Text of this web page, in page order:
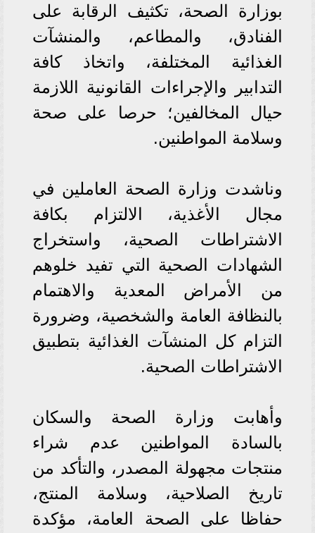
بوزارة الصحة، تكثيف الرقابة على
الفنادق، والمطاعم، والمنشآت
الغذائية المختلفة، واتخاذ كافة
التدابير والإجراءات القانونية اللازمة
حيال المخالفين؛ حرصا على صحة
وسلامة المواطنين.
وناشدت وزارة الصحة العاملين في
مجال الأغذية، الالتزام بكافة
الاشتراطات الصحية، واستخراج
الشهادات الصحية التي تفيد خلوهم
من الأمراض المعدية والاهتمام
بالنظافة العامة والشخصية، وضرورة
التزام كل المنشآت الغذائية بتطبيق
الاشتراطات الصحية.
وأهابت وزارة الصحة والسكان
بالسادة المواطنين عدم شراء
منتجات مجهولة المصدر، والتأكد من
تاريخ الصلاحية، وسلامة المنتج،
حفاظا على الصحة العامة، مؤكدة